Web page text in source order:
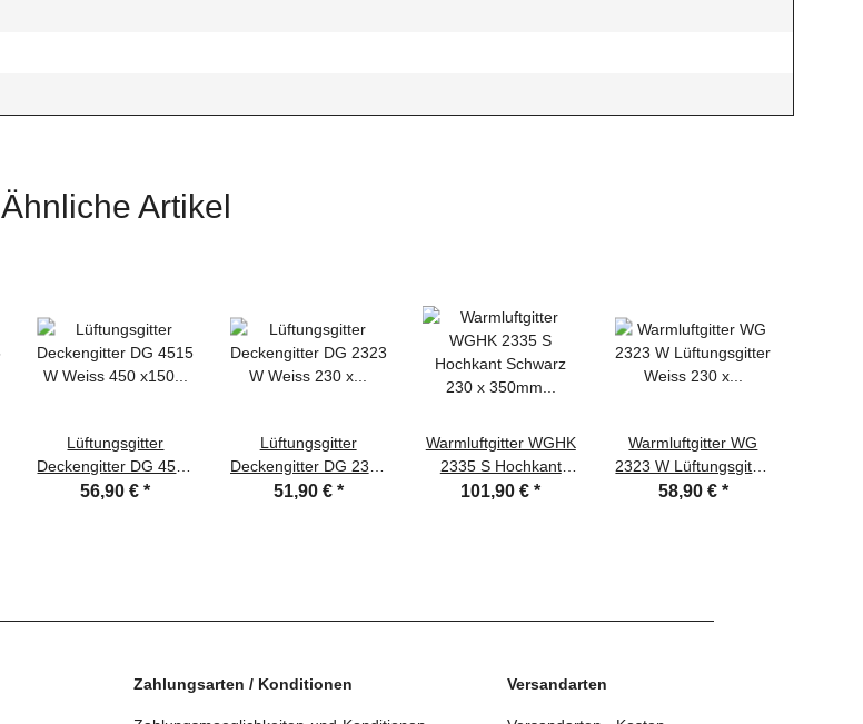
Ähnliche Artikel
Lüftungsgitter
Deckengitter DG 4515
W Weiss 450 x150
56,90 €*
Lüftungsgitter
Deckengitter DG 2323
W Weiss 230 x 230
51,90 € *
Warmluftgitter WGHK
2335 S Hochkant
Schwarz 230 x
101,90 €*
Warmluftgitter WG
2323 W Lüftungsgitter
Weiss 230 x 230mm
58,90 € *
Zahlungsarten / Konditionen Versandarten